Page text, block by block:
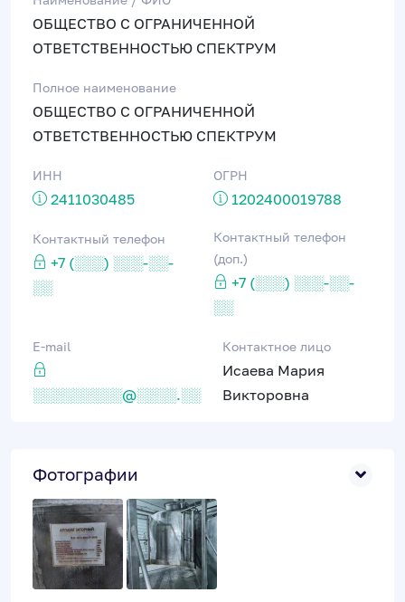
ОБЩЕСТВО С ОГРАНИЧЕННОЙ
ОТВЕТСТВЕННОСТЬЮ СПЕКТРУМ
Полное наименование
ОБЩЕСТВО С ОГРАНИЧЕННОЙ
ОТВЕТСТВЕННОСТЬЮ СПЕКТРУМ
ИНН
2411030485
ОГРН
1202400019788
Контактный телефон
+7 (░░░) ░░░-░░-
░░
Контактный телефон
(доп.)
+7 (░░░) ░░░-░░-
░░
E-mail
░░░░░░░░░@░░░░.░░
Контактное лицо
Исаева Мария
Викторовна
Фотографии